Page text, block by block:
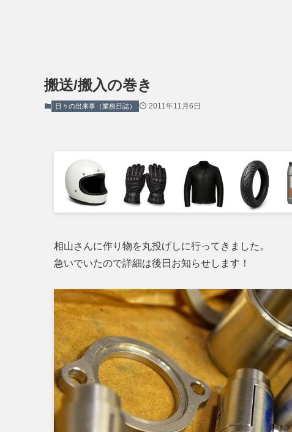
搬送/搬入の巻き
日々の出来事（業務日誌） 2011年11月6日
相山さんに作り物を丸投げしに行ってきました。
急いでいたので詳細は後日お知らせします！